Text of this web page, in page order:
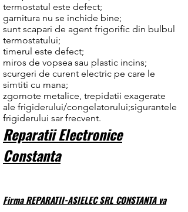
termostatul este defect;
garnitura nu se inchide bine;
sunt scapari de agent frigorific din bulbul
termostatului;
timerul este defect;
miros de vopsea sau plastic incins;
scurgeri de curent electric pe care le
simtiti cu mana;
zgomote metalice, trepidatii exagerate
ale frigiderului/congelatorului;sigurantele
frigiderului sar frecvent.
Reparatii Electronice
Constanta
Firma REPARATII-ASIELEC SRL CONSTANTA va